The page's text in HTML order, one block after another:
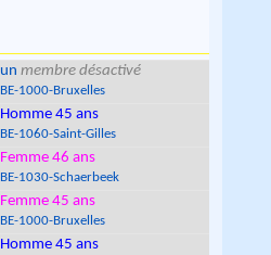
un membre désactivé
BE-1000-Bruxelles
Homme 45 ans
BE-1060-Saint-Gilles
Femme 46 ans
BE-1030-Schaerbeek
Femme 45 ans
BE-1000-Bruxelles
Homme 45 ans